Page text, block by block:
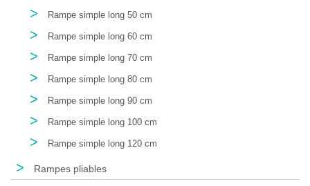
> Rampe simple long 50 cm
> Rampe simple long 60 cm
> Rampe simple long 70 cm
> Rampe simple long 80 cm
> Rampe simple long 90 cm
> Rampe simple long 100 cm
> Rampe simple long 120 cm
> Rampes pliables